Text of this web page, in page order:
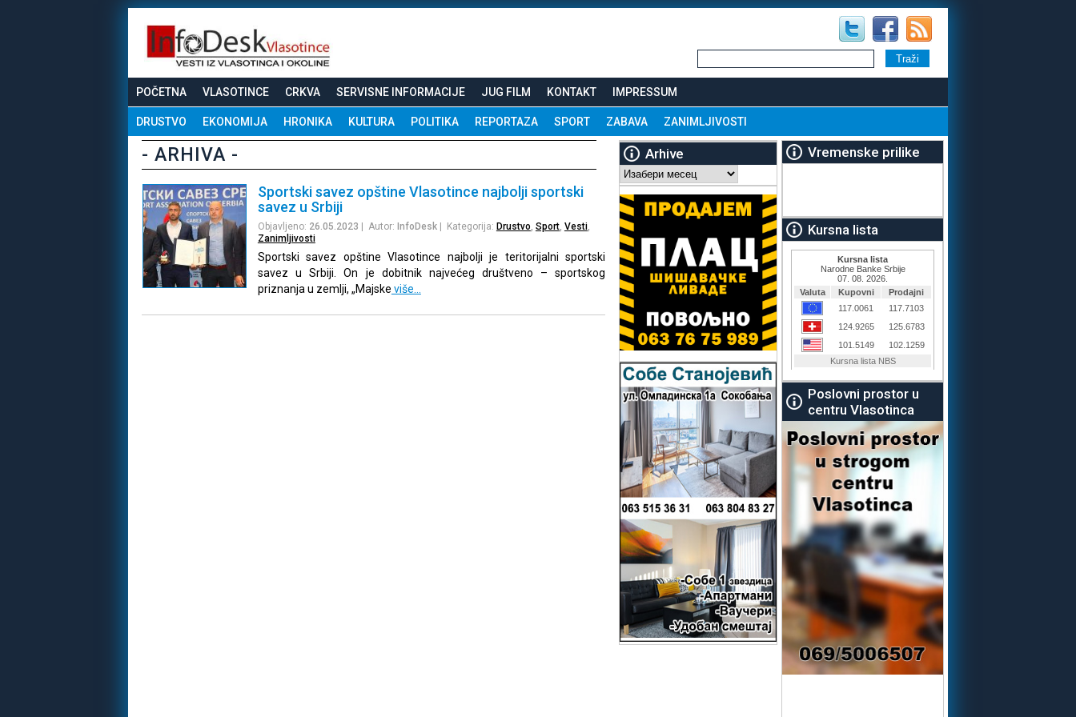
POČETNA VLASOTINCE CRKVA SERVISNE INFORMACIJE JUG FILM KONTAKT IMPRESSUM
DRUSTVO EKONOMIJA HRONIKA KULTURA POLITIKA REPORTAZA SPORT ZABAVA ZANIMLJIVOSTI
- ARHIVA -
Sportski savez opštine Vlasotince najbolji sportski
savez u Srbiji
Objavljeno: 26.05.2023 | Autor: InfoDesk| Kategorija: Drustvo Sport, Vesti,
Zanimljivosti
Sportski savez opštine Vlasotince najbolji je teritorijalni sportski
savez u Srbiji. On je dobitnik najvećeg društveno – sportskog
priznanja u zemlji, „Majske više…
Arhive
Arhive
Vremenske prilike
Kursna lista
Poslovni prostor u
centru Vlasotinca